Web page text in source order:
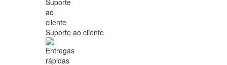
Suporte ao cliente